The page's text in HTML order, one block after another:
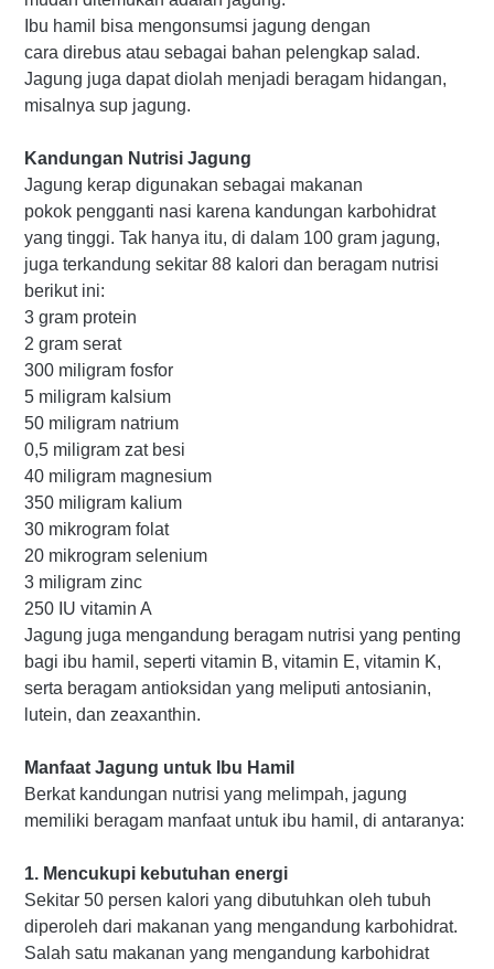
Ibu hamil bisa mengonsumsi jagung dengan
cara direbus atau sebagai bahan pelengkap salad.
Jagung juga dapat diolah menjadi beragam hidangan,
misalnya sup jagung.
Kandungan Nutrisi Jagung
Jagung kerap digunakan sebagai makanan
pokok pengganti nasi karena kandungan karbohidrat
yang tinggi. Tak hanya itu, di dalam 100 gram jagung,
juga terkandung sekitar 88 kalori dan beragam nutrisi
berikut ini:
3 gram protein
2 gram serat
300 miligram fosfor
5 miligram kalsium
50 miligram natrium
0,5 miligram zat besi
40 miligram magnesium
350 miligram kalium
30 mikrogram folat
20 mikrogram selenium
3 miligram zinc
250 IU vitamin A
Jagung juga mengandung beragam nutrisi yang penting
bagi ibu hamil, seperti vitamin B, vitamin E, vitamin K,
serta beragam antioksidan yang meliputi antosianin,
lutein, dan zeaxanthin.
Manfaat Jagung untuk Ibu Hamil
Berkat kandungan nutrisi yang melimpah, jagung
memiliki beragam manfaat untuk ibu hamil, di antaranya:
1. Mencukupi kebutuhan energi
Sekitar 50 persen kalori yang dibutuhkan oleh tubuh
diperoleh dari makanan yang mengandung karbohidrat.
Salah satu makanan yang mengandung karbohidrat